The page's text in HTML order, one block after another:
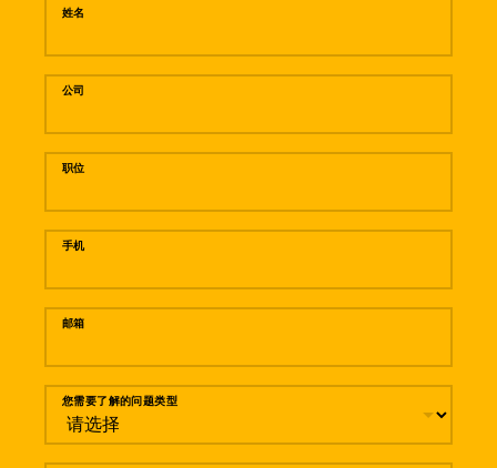
姓名
公司
职位
手机
邮箱
您需要了解的问题类型